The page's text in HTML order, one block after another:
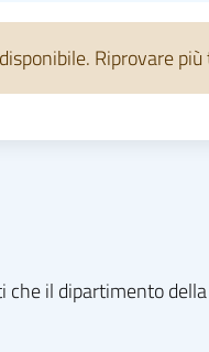
Riprovare più
che il dipartimento